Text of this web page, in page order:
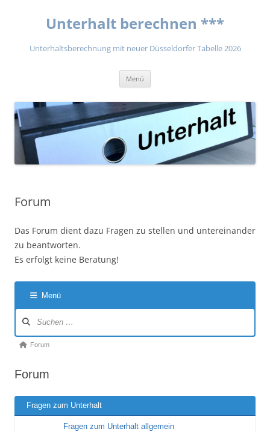
Unterhalt berechnen ***
Unterhaltsberechnung mit neuer Düsseldorfer Tabelle 2026
Menü
Forum
Das Forum dient dazu Fragen zu stellen und untereinander
zu beantworten.
Es erfolgt keine Beratung!
Menü
Navigation
Forum-
-
bist
Forum
Forum
Fragen zum Unterhalt
Fragen zum Unterhalt allgemein